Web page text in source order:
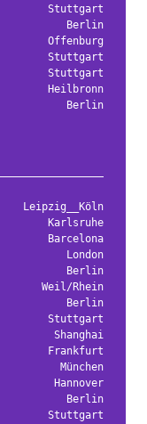
Stuttgart
Berlin
Offenburg
Stuttgart
Stuttgart
Heilbronn
Berlin
Leipzig__Köln
Karlsruhe
Barcelona
London
Berlin
Weil/Rhein
Berlin
Stuttgart
Shanghai
Frankfurt
München
Hannover
Berlin
Stuttgart